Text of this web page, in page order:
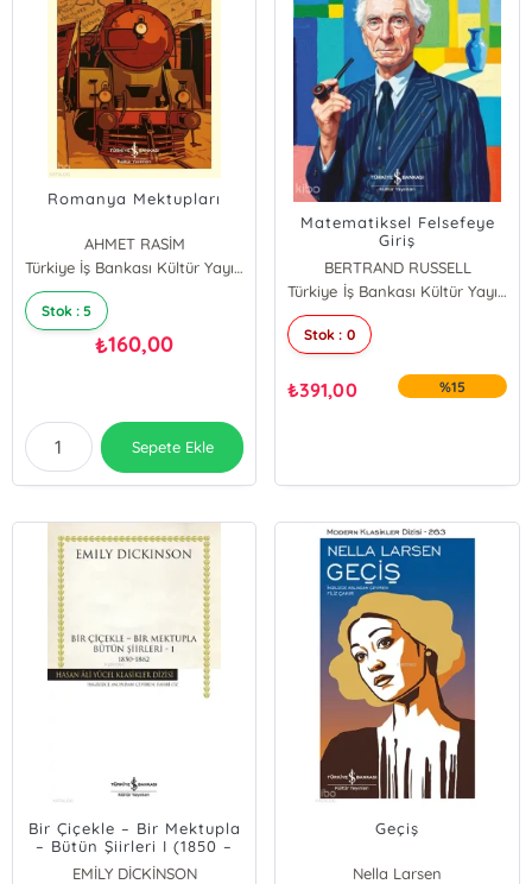
Romanya Mektupları
AHMET RASİM
Türkiye İş Bankası Kültür Yayınları
Stok : 5
₺160,00
Sepete Ekle
Matematiksel Felsefeye
Giriş
BERTRAND RUSSELL
Türkiye İş Bankası Kültür Yayınları
Stok : 0
₺391,00 %15
Bir Çiçekle – Bir Mektupla
– Bütün Şiirleri I (1850 –
1862) (Ciltli)
EMİLY DİCKİNSON
Geçiş
Nella Larsen